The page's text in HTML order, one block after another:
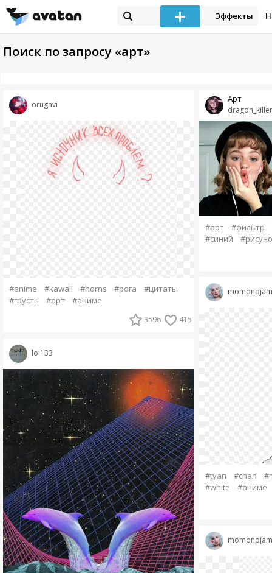
Эффекты
Поиск по запросу «арт»
orugavi
#anime #kawaii #horns #рога
#цитаты
#грусть
#арт #аниме
3596 415
lol133
dragon_killer
Арт
#арт #фильтр
#синий
#tyan #chan
#white
#аниме